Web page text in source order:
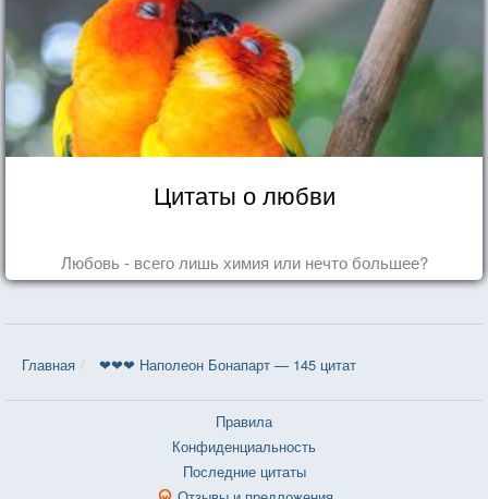
Цитаты о любви
Любовь - всего лишь химия или нечто большее?
Главная ❤❤❤ Наполеон Бонапарт — 145 цитат
Правила
Конфиденциальность
Последние цитаты